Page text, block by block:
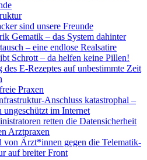
sind unsere Freunde
Gematik – das System dahinter
– eine endlose Realsatire
Schrott – da helfen keine Pillen!
des E-Rezeptes auf unbestimmte Zeit
Praxen
Anschluss katastrophal –
ungeschützt im Internet
retten die Datensicherheit
Arztpraxen
von Ärzt*innen gegen die Telematik-
auf breiter Front